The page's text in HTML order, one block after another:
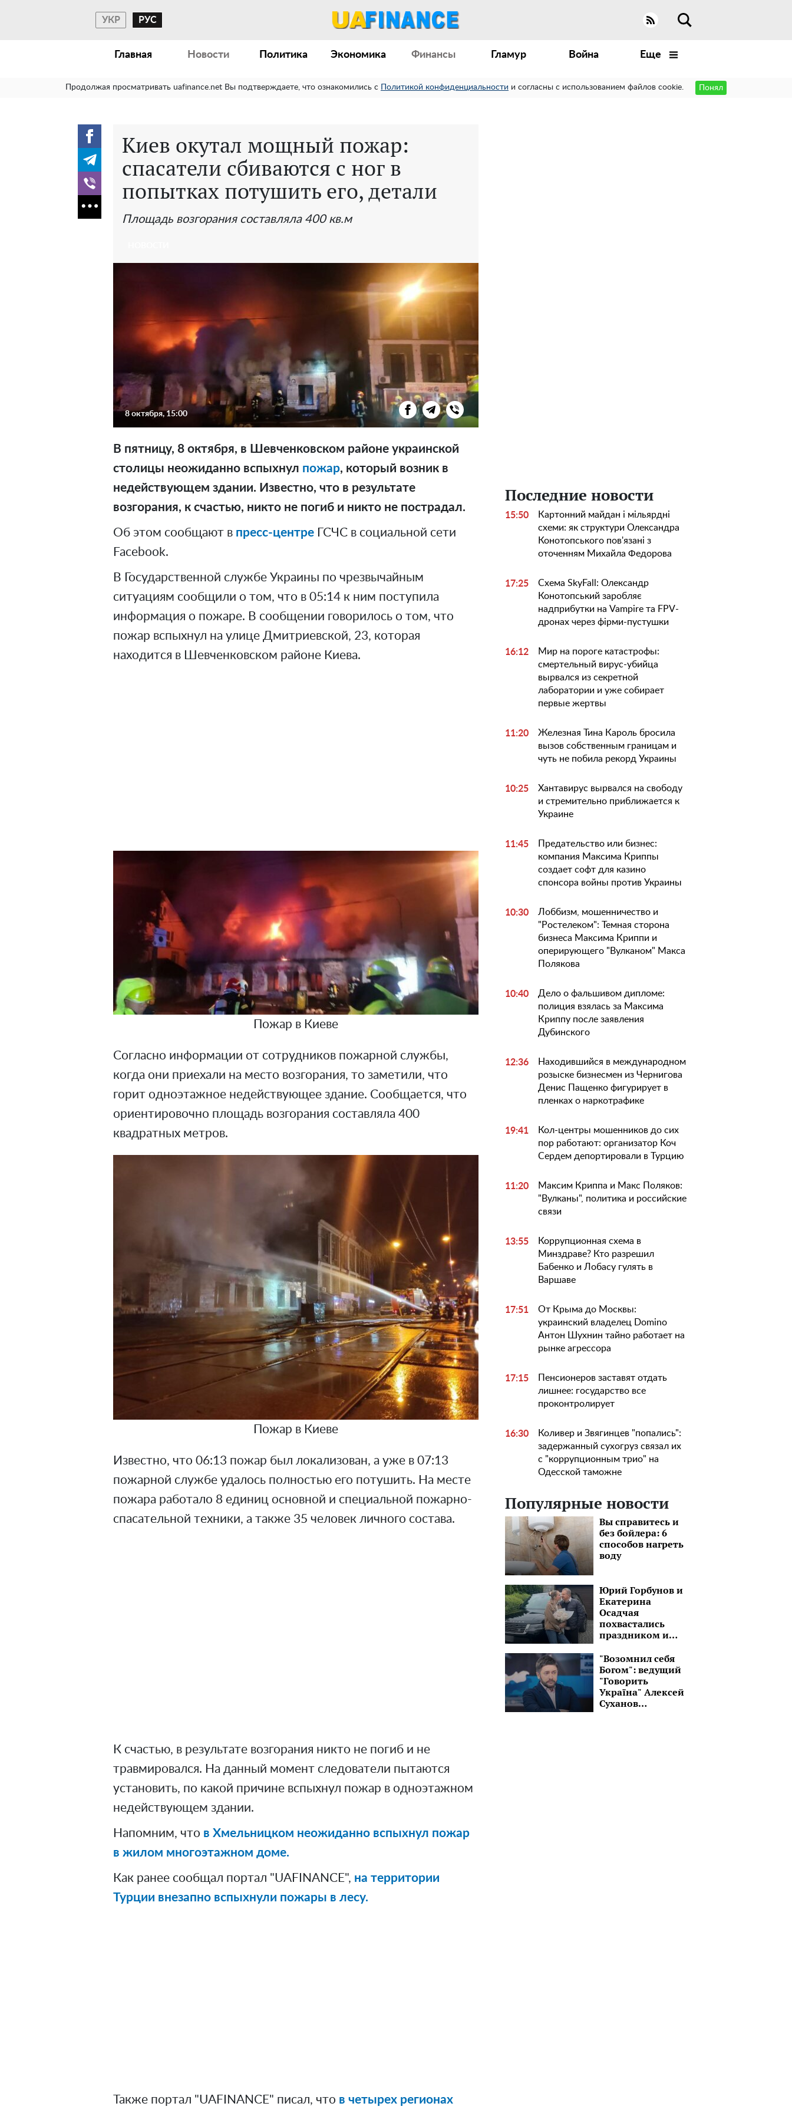
УКР РУС
Главная Новости Политика Экономика Финансы Гламур Война Еще
Продолжая просматривать uafinance.net Вы подтверждаете, что ознакомились с Политикой конфиденциальности и согласны с использованием файлов cookie. Понял
Киев окутал мощный пожар:
спасатели сбиваются с ног в
попытках потушить его, детали
Площадь возгорания составляла 400 кв.м
8 октября, 15:00
В пятницу, 8 октября, в Шевченковском районе украинской
столицы неожиданно вспыхнул пожар, который возник в
недействующем здании. Известно, что в результате
возгорания, к счастью, никто не погиб и никто не пострадал.
Об этом сообщают в пресс-центре ГСЧС в социальной сети
Facebook.
В Государственной службе Украины по чрезвычайным
ситуациям сообщили о том, что в 05:14 к ним поступила
информация о пожаре. В сообщении говорилось о том, что
пожар вспыхнул на улице Дмитриевской, 23, которая
находится в Шевченковском районе Киева.
Пожар в Киеве
Согласно информации от сотрудников пожарной службы,
когда они приехали на место возгорания, то заметили, что
горит одноэтажное недействующее здание. Сообщается, что
ориентировочно площадь возгорания составляла 400
квадратных метров.
Пожар в Киеве
Известно, что 06:13 пожар был локализован, а уже в 07:13
пожарной службе удалось полностью его потушить. На месте
пожара работало 8 единиц основной и специальной пожарно-
спасательной техники, а также 35 человек личного состава.
К счастью, в результате возгорания никто не погиб и не
травмировался. На данный момент следователи пытаются
установить, по какой причине вспыхнул пожар в одноэтажном
недействующем здании.
Напомним, что в Хмельницком неожиданно вспыхнул пожар
в жилом многоэтажном доме.
Как ранее сообщал портал "UAFINANCE", на территории
Турции внезапно вспыхнули пожары в лесу.
Также портал "UAFINANCE" писал, что в четырех регионах
Последние новости
15:50
Картонний майдан і мільярдні
схеми: як структури Олександра
Конотопського пов'язані з
оточенням Михайла Федорова
17:25
Схема SkyFall: Олександр
Конотопський заробляє
надприбутки на Vampire та FPV-
дронах через фірми-пустушки
16:12
Мир на пороге катастрофы:
смертельный вирус-убийца
вырвался из секретной
лаборатории и уже собирает
первые жертвы
11:20
Железная Тина Кароль бросила
вызов собственным границам и
чуть не побила рекорд Украины
10:25
Хантавирус вырвался на свободу
и стремительно приближается к
Украине
11:45
Предательство или бизнес:
компания Максима Криппы
создает софт для казино
спонсора войны против Украины
10:30
Лоббизм, мошенничество и
"Ростелеком": Темная сторона
бизнеса Максима Криппи и
оперирующего "Вулканом" Макса
Полякова
10:40
Дело о фальшивом дипломе:
полиция взялась за Максима
Криппу после заявления
Дубинского
12:36
Находившийся в международном
розыске бизнесмен из Чернигова
Денис Пащенко фигурирует в
пленках о наркотрафике
19:41
Кол-центры мошенников до сих
пор работают: организатор Коч
Сердем депортировали в Турцию
11:20
Максим Криппа и Макс Поляков:
"Вулканы", политика и российские
связи
13:55
Коррупционная схема в
Минздраве? Кто разрешил
Бабенко и Лобасу гулять в
Варшаве
17:51
От Крыма до Москвы:
украинский владелец Domino
Антон Шухнин тайно работает на
рынке агрессора
17:15
Пенсионеров заставят отдать
лишнее: государство все
проконтролирует
16:30
Коливер и Звягинцев "попались":
задержанный сухогруз связал их
с "коррупционным трио" на
Одесской таможне
Популярные новости
Вы справитесь и
без бойлера: 6
способов нагреть
воду
Юрий Горбунов и
Екатерина
Осадчая
похвастались
праздником и
черным авто:
"Завтра снова в
путь!"
"Возомнил себя
Богом": ведущий
"Говорить
Україна" Алексей
Суханов